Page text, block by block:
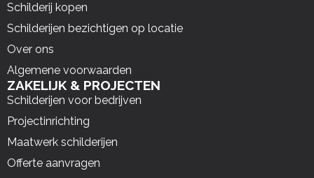
Schilderij kopen
Schilderijen bezichtigen op locatie
Over ons
Algemene voorwaarden
ZAKELIJK & PROJECTEN
Schilderijen voor bedrijven
Projectinrichting
Maatwerk schilderijen
Offerte aanvragen